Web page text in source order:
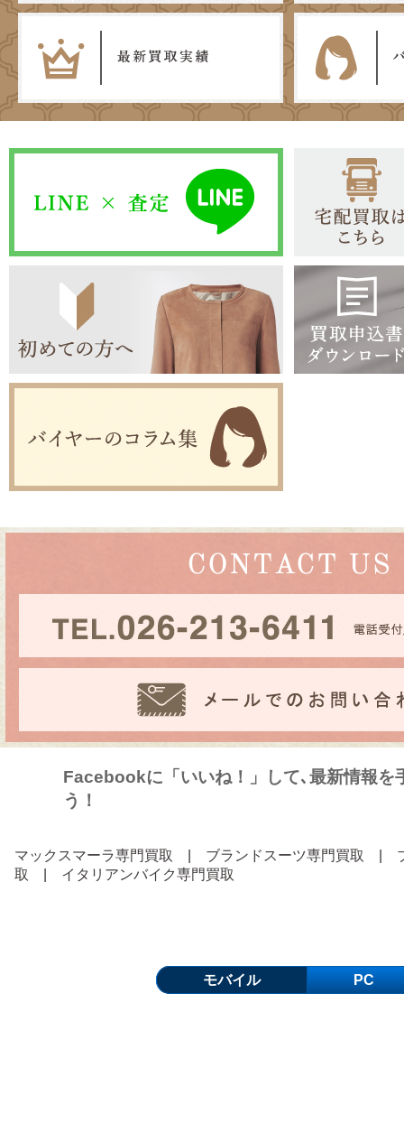
Facebookに「いいね！」して､最新情報を
う！
マックスマーラ専門買取 ブランドスーツ専門買取
取
イタリアンバイク専門買取
モバイル PC